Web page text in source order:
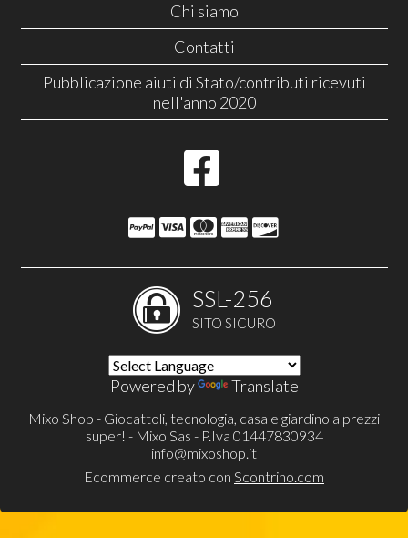
Chi siamo
Contatti
Pubblicazione aiuti di Stato/contributi ricevuti
nell'anno 2020
SSL-256
SITO SICURO
Powered by Translate
Mixo Shop - Giocattoli, tecnologia, casa e giardino a prezzi
super! - Mixo Sas - P.Iva 01447830934
info@mixoshop.it
Ecommerce creato con Scontrino.com